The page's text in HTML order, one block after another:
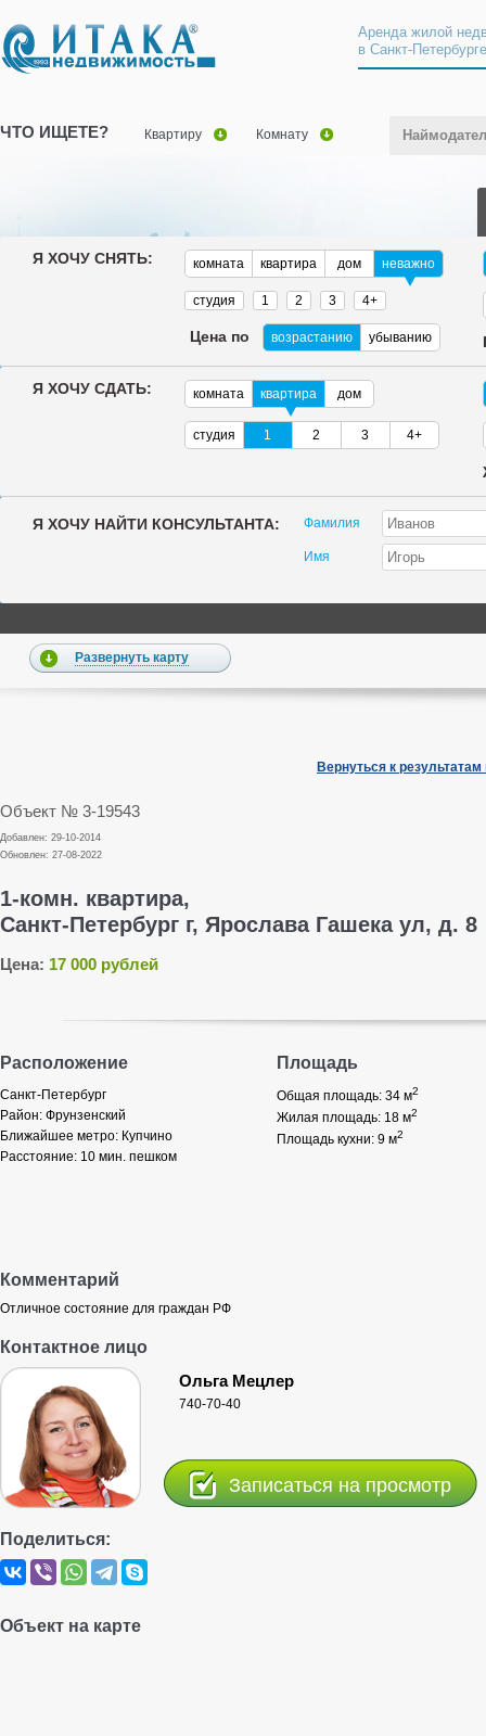
Аренда жилой
в Санкт-
ЧТО ИЩЕТЕ? Квартиру Комнату
Я ХОЧУ СНЯТЬ: комната квартира дом неважно
студия 1 2 3 4+
Цена по возрастанию убыванию
Я ХОЧУ СДАТЬ: комната квартира дом
студия 1 2 3 4+
Я ХОЧУ НАЙТИ КОНСУЛЬТАНТА: Фамилия
Имя
Развернуть карту
Вернуться к результатам
Объект № 3-19543
Добавлен: 29-10-2014
Обновлен: 27-08-2022
1-комн. квартира,
Санкт-Петербург г, Ярослава Гашека ул, д. 8
Цена: 17 000 рублей
Расположение
Санкт-Петербург
Район: Фрунзенский
Ближайшее метро: Купчино
Расстояние: 10 мин. пешком
Площадь
Общая площадь: 34 м2
Жилая площадь: 18 м2
Площадь кухни: 9 м2
Комментарий
Отличное состояние для граждан РФ
Контактное лицо
Ольга Мецлер
740-70-40
Записаться на просмотр
Поделиться:
Объект на карте